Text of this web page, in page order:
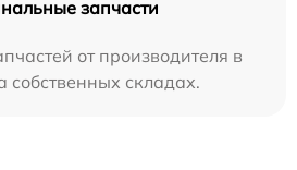
запчасти
от производителя в
собственных складах.